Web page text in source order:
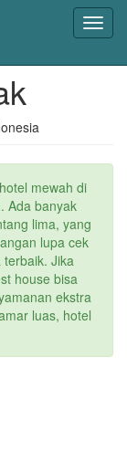
mewah di
Ada banyak
lima, yang
lupa cek
Jika
house bisa
ekstra
luas, hotel